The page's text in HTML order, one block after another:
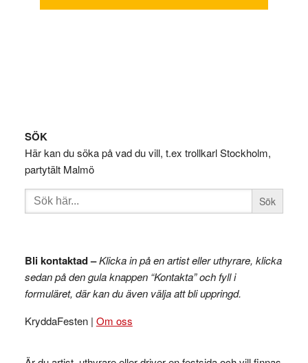
Footer
SÖK
Här kan du söka på vad du vill, t.ex trollkarl Stockholm,
partytält Malmö
Sök
efter:
Bli kontaktad –Klicka in på en artist eller uthyrare, klicka
sedan på den gula knappen “Kontakta” och fyll i
formuläret, där kan du även välja att bli uppringd.
KryddaFesten | Om oss